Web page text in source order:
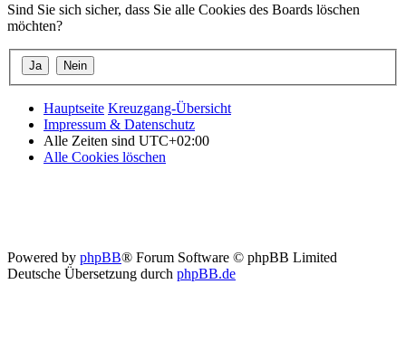
Sind Sie sich sicher, dass Sie alle Cookies des Boards löschen
möchten?
Hauptseite Kreuzgang-Übersicht
Impressum & Datenschutz
Alle Zeiten sind UTC+02:00
Alle Cookies löschen
Powered by phpBB® Forum Software © phpBB Limited
Deutsche Übersetzung durch phpBB.de